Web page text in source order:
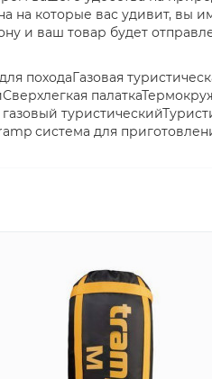
на которые вас удивит, вы
и ваш товар будет
походаГазовая
система для